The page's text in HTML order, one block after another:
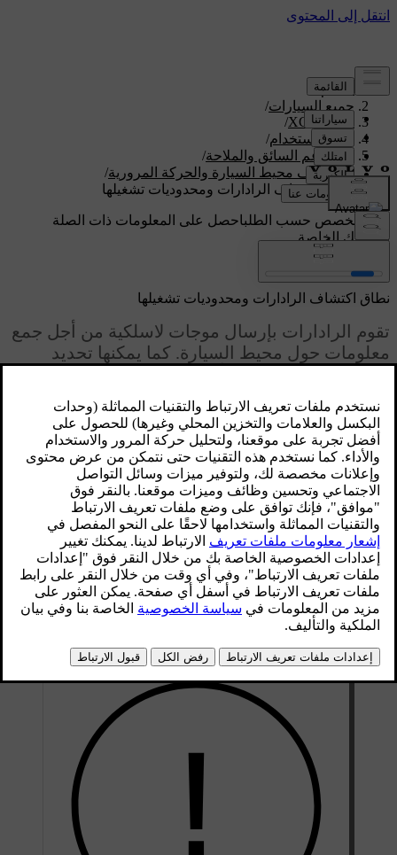
الدعم/
جميع السيارات/
XC60 2027
/
دليل الاستخدام/
نظم دعم السائق والملاحة/
اكتشاف محيط السيارة والحركة المرورية/
نطاق اكتشاف الرادارات ومحدوديات تشغيلها
دعم مخصص حسب الطلباحصل على المعلومات ذات الصلة
بسيارتك الخاصة.
تسجيل الدخول
محدّث ٢٨‏/١٠‏/٢٠٢٤
نطاق اكتشاف الرادارات ومحدوديات تشغيلها
تقوم الرادارات بإرسال موجات لاسلكية من أجل جمع
معلومات حول محيط السيارة. كما يمكنها تحديد
معلومات معيّنة حول حركتها. بالتالي، من المهم ألّا يتم
حجب مجال رؤية الرادارات.
لقد تمّ تثبيت عدة رادارات في سيارتك لكي تستهدف اتجاهات
مختلفة وتجمع المعلومات حول كل ما يحيط بالسيارة. ويتم استخدام
هذه المعلومات بشكل أساسي بواسطة ميزات دعم السائق المزوّدة
بها السيارة. يتم إرسال موجات لاسلكية بصورة مستمرة وهي ترتد
من جديد إلى السيارة في حال اكتشفت وجود جسم يعيق مسارها.
وعند ارتداد الموجات إلى السيارة، يصبح بإمكان هذه الأخيرة حساب
وضعيّة الجسم الذي تمّ اكتشافه واتجاه حركته على سبيل المثال.
لا تتأثر الرادارات بظروف الإضاءة المحيطة، إذ إنه باستطاعتها أداء
وظيفتها على أكمل وجه في ظل ظروف مشمسة ومظلمة تمامًا.